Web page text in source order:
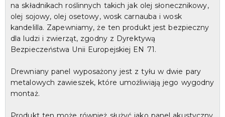
na składnikach roślinnych takich jak olej słonecznikowy,
olej sojowy, olej osetowy, wosk carnauba i wosk
kandelilla. Zapewniamy, że ten produkt jest bezpieczny
dla ludzi i zwierząt, zgodny z Dyrektywą
Bezpieczeństwa Unii Europejskiej EN 71.
Drewniany panel wyposażony jest z tyłu w dwie pary
metalowych zawieszek, które umożliwiają jego wygodny
montaż.